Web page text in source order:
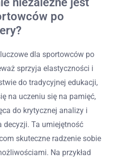
po
dla sportowców po
sprzyja elastyczności i
do tradycyjnej edukacji,
na uczeniu się na pamięć,
do krytycznej analizy i
Ta umiejętność
skuteczne radzenie sobie
Na przykład